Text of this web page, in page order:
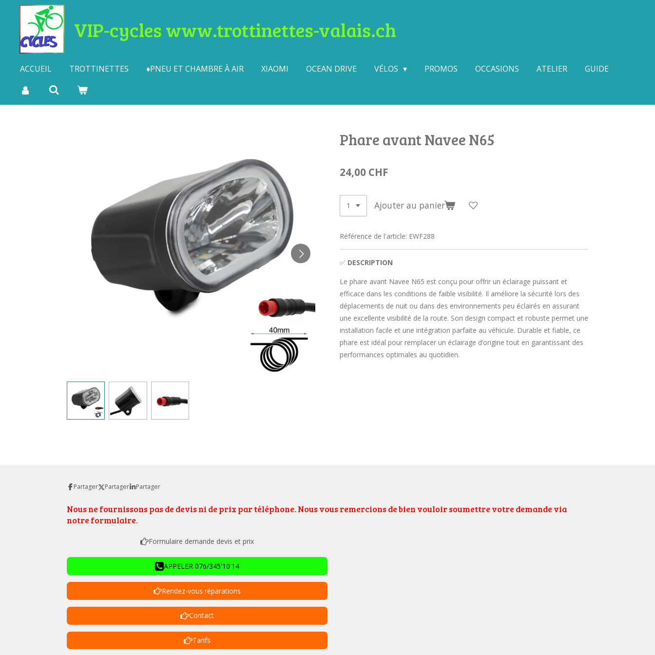
Passer
contenu
principal
VIP-cycles www.trottinettes-valais.ch
ACCUEIL TROTTINETTES ♦PNEU ET CHAMBRE À AIR XIAOMI OCEAN DRIVE VÉLOS PROMOS OCCASIONS ATELIER GUIDE
Phare avant Navee N65
24,00 CHF
Ajouter au panier
Référence de l'article: EWF288
✅ DESCRIPTION
Le phare avant Navee N65 est conçu pour offrir un éclairage puissant et
efficace dans les conditions de faible visibilité. Il améliore la sécurité lors des
déplacements de nuit ou dans des environnements peu éclairés en assurant
une excellente visibilité de la route. Son design compact et robuste permet une
installation facile et une intégration parfaite au véhicule. Durable et fiable, ce
phare est idéal pour remplacer un éclairage d’origine tout en garantissant des
performances optimales au quotidien.
Partager Partager Partager
Nous ne fournissons pas de devis ni de prix par téléphone. Nous vous remercions de bien vouloir soumettre votre demande via
notre formulaire.
Formulaire demande devis et prix
APPELER 076/345'10'14
Rendez-vous réparations
Contact
Tarifs